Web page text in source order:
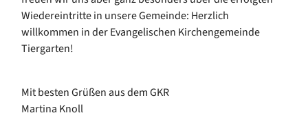
Wiedereintritte in unsere Gemeinde: Herzlich
willkommen in der Evangelischen Kirchengemeinde
Tiergarten!
Mit besten Grüßen aus dem GKR
Martina Knoll